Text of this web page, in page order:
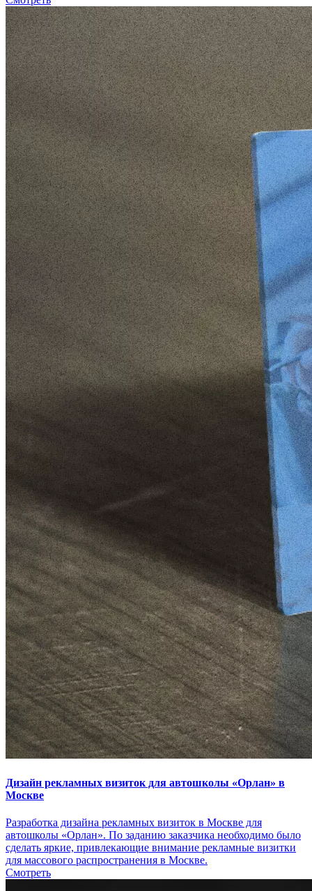
Дизайн рекламных визиток для автошколы «Орлан» в
Москве
Разработка дизайна рекламных визиток в Москве для
автошколы «Орлан». По заданию заказчика необходимо было
сделать яркие, привлекающие внимание рекламные визитки
для массового распространения в Москве.
Смотреть